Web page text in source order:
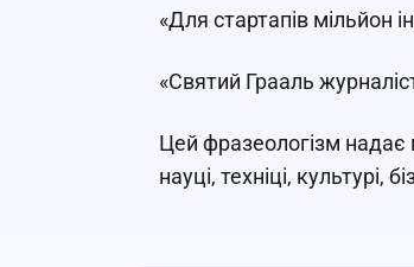
«Для стартапів мільйон
«Святий Грааль
Цей фразеологізм
науці, техніці, культурі,